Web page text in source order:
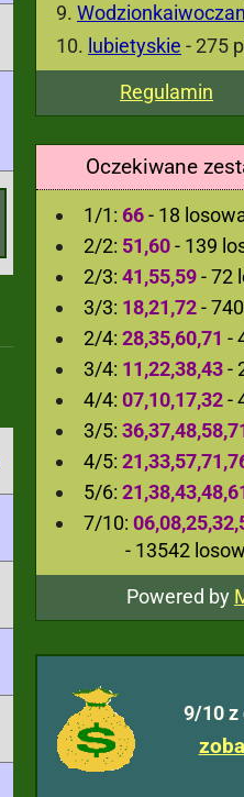
lubietyskie - 275
Regulamin
Oczekiwane
1/1: 66- 18
2/2: 51,60- 139
2/3: 41,55,59- 72
3/3: 18,21,72-
2/4: 28,35,60,71 -
3/4: 11,22,38,43-
4/4: 07,10,17,32-
3/5:
4/5:
5/6:
7/10:
- 13542
Powered by
9/10 z